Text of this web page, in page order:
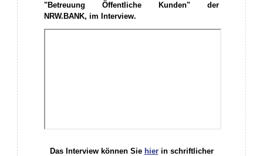
"Betreuung Öffentliche Kunden" der
NRW.BANK, im Interview.
Das Interview können Sie hier in schriftlicher